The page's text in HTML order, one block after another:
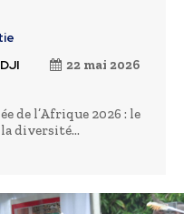
22 mai 2026
de l’Afrique 2026 : le
diversité...